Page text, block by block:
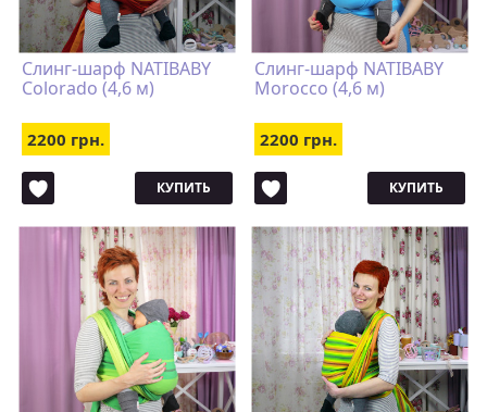
Слинг-шарф NATIBABY
Colorado (4,6 м)
2200 грн.
КУПИТЬ
Слинг-шарф NATIBABY
Morocco (4,6 м)
2200 грн.
КУПИТЬ